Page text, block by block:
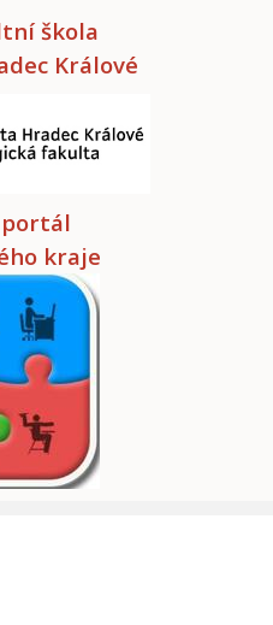
škola
Králové
portál
kraje